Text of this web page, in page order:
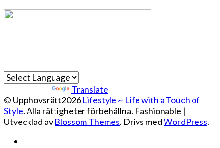
Translate
© Upphovsrätt2026 Lifestyle ~ Life with a Touch of
Style. Alla rättigheter förbehållna. Fashionable |
Utvecklad av Blossom Themes. Drivs medWordPress.